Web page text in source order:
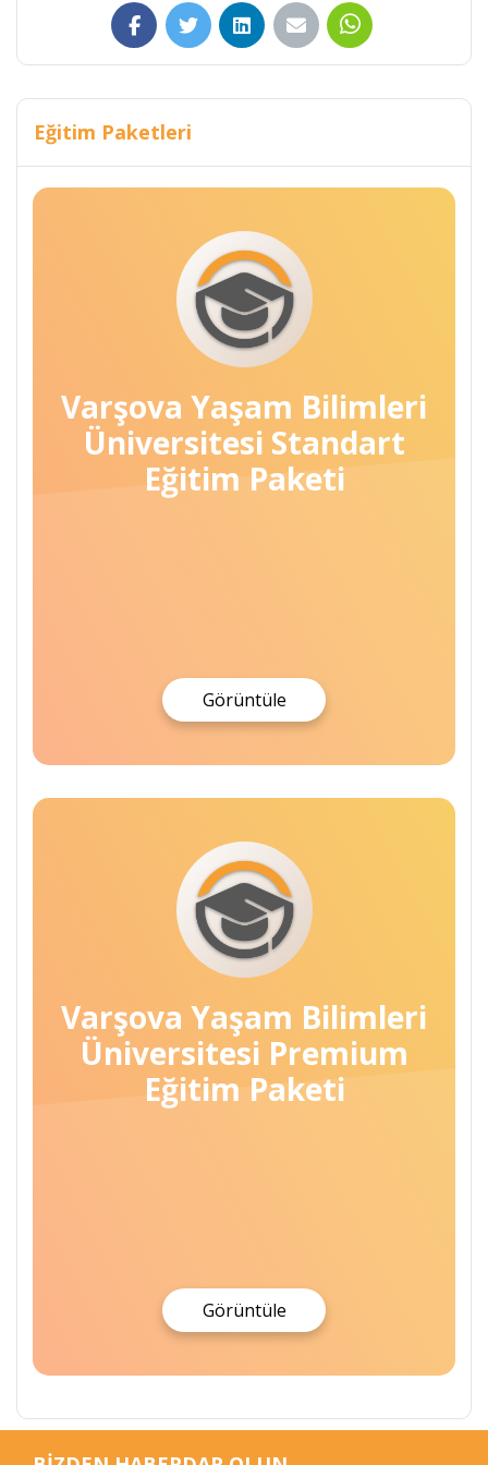
Eğitim Paketleri
Varşova Yaşam Bilimleri
Üniversitesi Standart
Eğitim Paketi
Görüntüle
Varşova Yaşam Bilimleri
Üniversitesi Premium
Eğitim Paketi
Görüntüle